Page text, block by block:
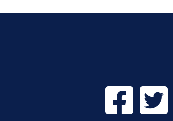
Facebook